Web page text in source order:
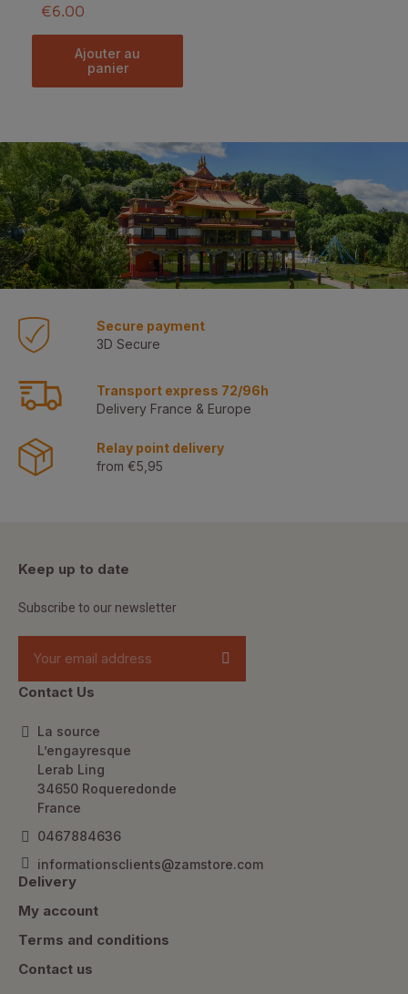
€6.00
ajouter au
panier
Secure payment
3D Secure
Transport express 72/96h
Delivery France & Europe
Relay point delivery
from €5,95
Keep up to date
Subscribe to our newsletter
Contact Us
La source
L’engayresque
Lerab Ling
34650 Roqueredonde
France
0467884636
informationsclients@zamstore.com
Delivery
My account
Terms and conditions
Contact us